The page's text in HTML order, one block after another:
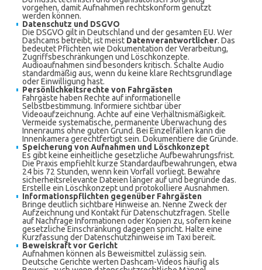
vorgehen, damit Aufnahmen rechtskonform genutzt
werden können.
Datenschutz und DSGVO
Die DSGVO gilt in Deutschland und der gesamten EU. Wer
Dashcams betreibt, ist meist Datenverantwortlicher. Das
bedeutet Pflichten wie Dokumentation der Verarbeitung,
Zugriffsbeschränkungen und Löschkonzepte.
Audioaufnahmen sind besonders kritisch. Schalte Audio
standardmäßig aus, wenn du keine klare Rechtsgrundlage
oder Einwilligung hast.
Persönlichkeitsrechte von Fahrgästen
Fahrgäste haben Rechte auf informationelle
Selbstbestimmung. Informiere sichtbar über
Videoaufzeichnung. Achte auf eine Verhältnismäßigkeit.
Vermeide systematische, permanente Überwachung des
Innenraums ohne guten Grund. Bei Einzelfällen kann die
Innenkamera gerechtfertigt sein. Dokumentiere die Gründe.
Speicherung von Aufnahmen und Löschkonzept
Es gibt keine einheitliche gesetzliche Aufbewahrungsfrist.
Die Praxis empfiehlt kurze Standardaufbewahrungen, etwa
24 bis 72 Stunden, wenn kein Vorfall vorliegt. Bewahre
sicherheitsrelevante Dateien länger auf und begründe das.
Erstelle ein Löschkonzept und protokolliere Ausnahmen.
Informationspflichten gegenüber Fahrgästen
Bringe deutlich sichtbare Hinweise an. Nenne Zweck der
Aufzeichnung und Kontakt für Datenschutzfragen. Stelle
auf Nachfrage Informationen oder Kopien zu, sofern keine
gesetzliche Einschränkung dagegen spricht. Halte eine
Kurzfassung der Datenschutzhinweise im Taxi bereit.
Beweiskraft vor Gericht
Aufnahmen können als Beweismittel zulässig sein.
Deutsche Gerichte werten Dashcam-Videos häufig als